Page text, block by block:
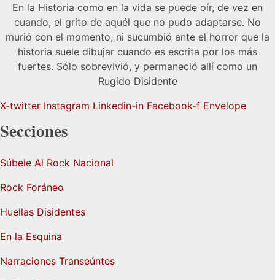
En la Historia como en la vida se puede oír, de vez en
cuando, el grito de aquél que no pudo adaptarse. No
murió con el momento, ni sucumbió ante el horror que la
historia suele dibujar cuando es escrita por los más
fuertes. Sólo sobrevivió, y permaneció allí como un
Rugido Disidente
X-twitter Instagram Linkedin-in Facebook-f Envelope
Secciones
Súbele Al Rock Nacional
Rock Foráneo
Huellas Disidentes
En la Esquina
Narraciones Transeúntes